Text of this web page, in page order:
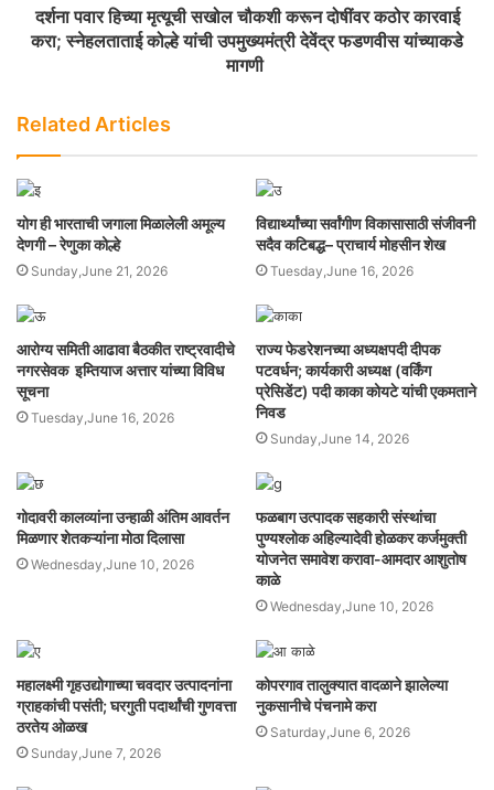
दर्शना पवार हिच्या मृत्यूची सखोल चौकशी करून दोषींवर कठोर कारवाई
करा; स्नेहलताताई कोल्हे यांची उपमुख्यमंत्री देवेंद्र फडणवीस यांच्याकडे
मागणी
Related Articles
योग ही भारताची जगाला मिळालेली अमूल्य
देणगी – रेणुका कोल्हे
Sunday,June 21, 2026
विद्यार्थ्यांच्या सर्वांगीण विकासासाठी संजीवनी
सदैव कटिबद्ध– प्राचार्य मोहसीन शेख
Tuesday,June 16, 2026
आरोग्य समिती आढावा बैठकीत राष्ट्रवादीचे
नगरसेवक इम्तियाज अत्तार यांच्या विविध
सूचना
Tuesday,June 16, 2026
राज्य फेडरेशनच्या अध्यक्षपदी दीपक
पटवर्धन; कार्यकारी अध्यक्ष (वर्किंग
प्रेसिडेंट) पदी काका कोयटे यांची एकमताने
निवड
Sunday,June 14, 2026
गोदावरी कालव्यांना उन्हाळी अंतिम आवर्तन
मिळणार शेतकऱ्यांना मोठा दिलासा
Wednesday,June 10, 2026
फळबाग उत्पादक सहकारी संस्थांचा
पुण्यश्लोक अहिल्यादेवी होळकर कर्जमुक्ती
योजनेत समावेश करावा-आमदार आशुतोष
काळे
Wednesday,June 10, 2026
महालक्ष्मी गृहउद्योगाच्या चवदार उत्पादनांना
ग्राहकांची पसंती; घरगुती पदार्थांची गुणवत्ता
ठरतेय ओळख
Sunday,June 7, 2026
कोपरगाव तालुक्यात वादळाने झालेल्या
नुकसानीचे पंचनामे करा
Saturday,June 6, 2026